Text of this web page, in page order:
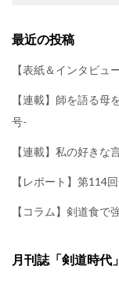
最近の投稿
【表紙＆インタビュ
【連載】師を語る母
号-
【連載】私の好きな
【レポート】第114
【コラム】剣道食で
月刊誌「剣道時代